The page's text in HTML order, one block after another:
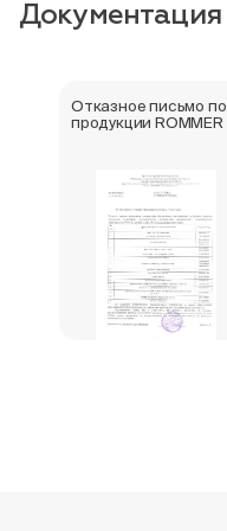
Документация
Отказное письмо по
продукции ROMMER